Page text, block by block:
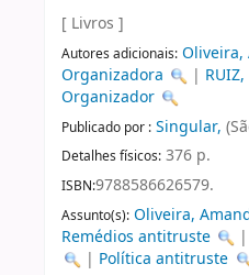
[ Livros ]
Autores adicionais: Oliveira,
Organizadora
|
Organizador
Publicado por : Singular,
Detalhes físicos: 376 p.
ISBN:9788586626579.
Assunto(s): Oliveira,
Remédios antitruste
|
| Política antitruste